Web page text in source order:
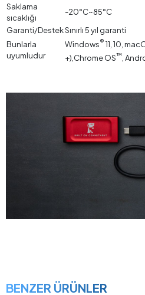
Saklama
sıcaklığı
-20°C~85°C
Garanti/DestekSınırlı 5 yıl garanti
Bunlarla
uyumludur
Windows® 11, 10,
+),Chrome OS™ ,
BENZER ÜRÜNLER